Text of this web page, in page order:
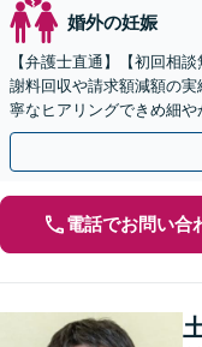
婚外の妊娠
【弁護士直通】【初回相
謝料回収や請求額減額の
寧なヒアリングできめ細や
用／親権／面会交流／不
電話でお問い合